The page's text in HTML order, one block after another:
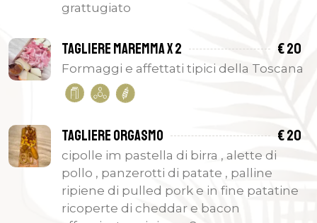
grattugiato
Tagliere maremma x 2 € 20
Formaggi e affettati tipici della Toscana
Tagliere orgasmo € 20
cipolle im pastella di birra , alette di
pollo , panzerotti di patate , palline
ripiene di pulled pork e in fine patatine
ricoperte di cheddar e bacon